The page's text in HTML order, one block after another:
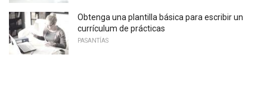
Obtenga una plantilla básica para escribir un
currículum de prácticas
PASANTÍAS